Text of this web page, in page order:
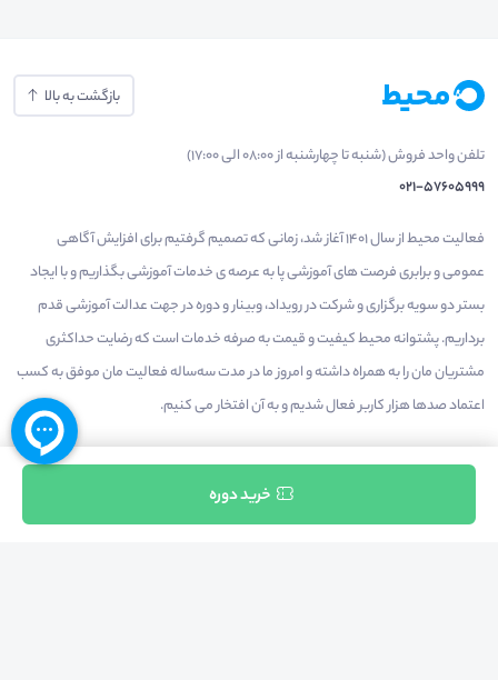
خرید دوره
بازگشت به بالا
تلفن واحد فروش (شنبه تا چهارشنبه از 08:00 الی 17:00)
021-57605999
فعالیت محیط از سال 1401 آغاز شد، زمانی که تصمیم گرفتیم برای افزایش آگاهی
عمومی و برابری فرصت های آموزشی پا به عرصه ی خدمات آموزشی بگذاریم و با ایجاد
بستر دو سویه برگزاری و شرکت در رویداد، وبینار و دوره در جهت عدالت آموزشی قدم
برداریم. پشتوانه محیط کیفیت و قیمت به صرفه خدمات است که رضایت حداکثری
مشتریان مان را به همراه داشته و امروز ما در مدت سه‌ساله فعالیت مان موفق به کسب
اعتماد صدها هزار کاربر فعال شدیم و به آن افتخار می‌ کنیم.